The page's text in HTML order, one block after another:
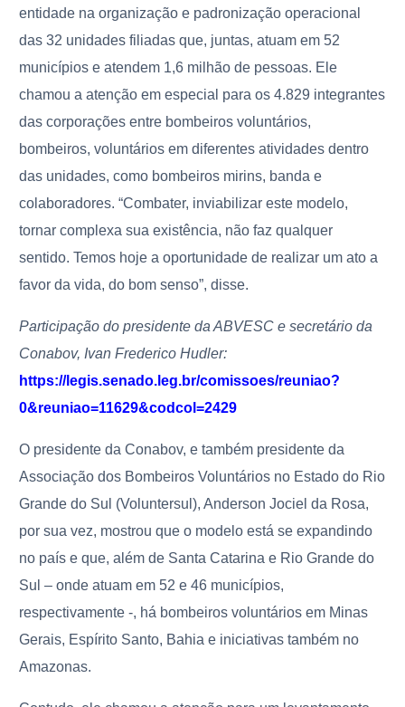
entidade na organização e padronização operacional
das 32 unidades filiadas que, juntas, atuam em 52
municípios e atendem 1,6 milhão de pessoas. Ele
chamou a atenção em especial para os 4.829 integrantes
das corporações entre bombeiros voluntários,
bombeiros, voluntários em diferentes atividades dentro
das unidades, como bombeiros mirins, banda e
colaboradores. “Combater, inviabilizar este modelo,
tornar complexa sua existência, não faz qualquer
sentido. Temos hoje a oportunidade de realizar um ato a
favor da vida, do bom senso”, disse.
Participação do presidente da ABVESC e secretário da
Conabov, Ivan Frederico Hudler:
https://legis.senado.leg.br/comissoes/reuniao?
0&reuniao=11629&codcol=2429
O presidente da Conabov, e também presidente da
Associação dos Bombeiros Voluntários no Estado do Rio
Grande do Sul (Voluntersul), Anderson Jociel da Rosa,
por sua vez, mostrou que o modelo está se expandindo
no país e que, além de Santa Catarina e Rio Grande do
Sul – onde atuam em 52 e 46 municípios,
respectivamente -, há bombeiros voluntários em Minas
Gerais, Espírito Santo, Bahia e iniciativas também no
Amazonas.